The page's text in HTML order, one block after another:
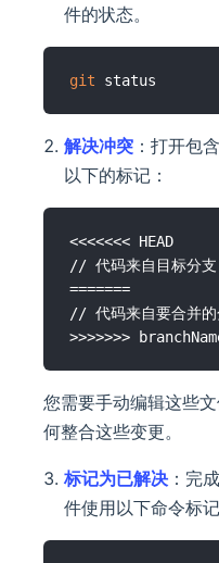
件的状态。
git
解决冲突 ：打开包
以下的标记：
<<<<<<< HEAD
// 代码来自目标分支
=======
// 代码来自要合并的
您需要手动编辑这些
何整合这些变更。
标记为已解决 ：完
件使用以下命令标记